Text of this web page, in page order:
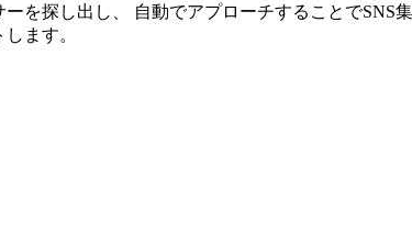
を探し出し、 自動でアプローチすることでSNS
ます。